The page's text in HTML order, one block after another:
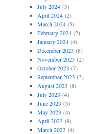
July 2024(3)
April 2024(2)
March 2024(5)
February 2024(2)
January 2024(4)
December 2023 (8)
November 2023 (2)
October 2023 (7)
September 2023 (3)
August 2023 (8)
July 2023 (4)
June 2023 (3)
May 2023 (4)
April 2023 (9)
March 2023 (4)